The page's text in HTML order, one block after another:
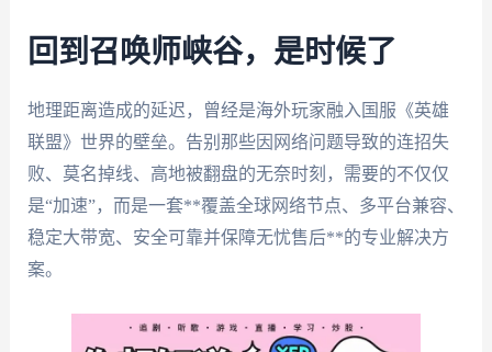
回到召唤师峡谷，是时候了
地理距离造成的延迟，曾经是海外玩家融入国服《英雄
联盟》世界的壁垒。告别那些因网络问题导致的连招失
败、莫名掉线、高地被翻盘的无奈时刻，需要的不仅仅
是“加速”，而是一套**覆盖全球网络节点、多平台兼容、
稳定大带宽、安全可靠并保障无忧售后**的专业解决方
案。